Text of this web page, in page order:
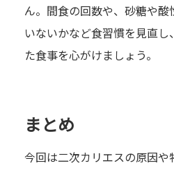
ん。間食の回数や、砂糖や酸
いないかなど食習慣を見直
た食事を心がけましょう。
まとめ
今回は二次カリエスの原因や